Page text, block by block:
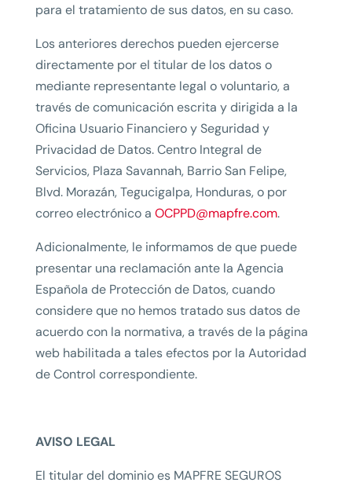
para el tratamiento de sus datos, en su caso.
Los anteriores derechos pueden ejercerse
directamente por el titular de los datos o
mediante representante legal o voluntario, a
través de comunicación escrita y dirigida a la
Oficina Usuario Financiero y Seguridad y
Privacidad de Datos. Centro Integral de
Servicios, Plaza Savannah, Barrio San Felipe,
Blvd. Morazán, Tegucigalpa, Honduras, o por
correo electrónico a OCPPD@mapfre.com.
Adicionalmente, le informamos de que puede
presentar una reclamación ante la Agencia
Española de Protección de Datos, cuando
considere que no hemos tratado sus datos de
acuerdo con la normativa, a través de la página
web habilitada a tales efectos por la Autoridad
de Control correspondiente.
AVISO LEGAL
El titular del dominio es MAPFRE SEGUROS